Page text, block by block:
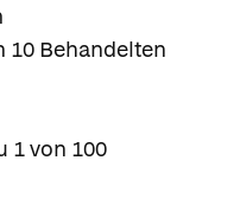
10 Behandelten
1 von 100